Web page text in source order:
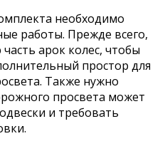
необходимо
работы. Прежде всего,
арок колес, чтобы
простор для
Также нужно
просвета может
и требовать